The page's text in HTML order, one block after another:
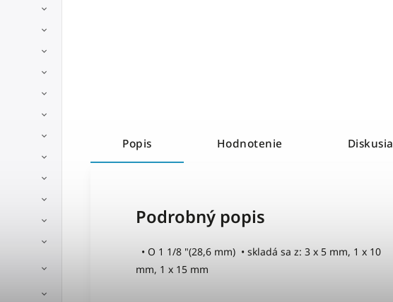
Popis Hodnotenie Diskusia
Podrobný popis
• O 1 1/8 "(28,6 mm) • skladá sa z: 3 x 5 mm, 1 x 10
mm, 1 x 15 mm